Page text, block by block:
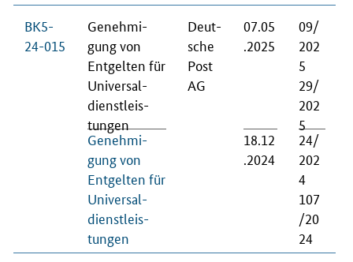
BK5-
24-015
Ge­neh­mi­
gung von
Ent­gel­ten für
Uni­ver­sal­
dienst­leis­
tun­gen
Ge­neh­mi­
gung von
Ent­gel­ten für
Uni­ver­sal­
dienst­leis­
tun­gen
Deut­
sche
Post
AG
07.05
.2025
18.12
.2024
09/
202
5
29/
202
5
24/
202
4
107
/20
24